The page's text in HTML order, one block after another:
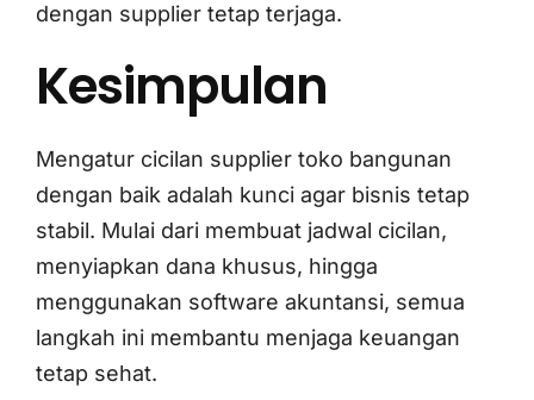
dengan supplier tetap terjaga.
Kesimpulan
Mengatur cicilan supplier toko bangunan
dengan baik adalah kunci agar bisnis tetap
stabil. Mulai dari membuat jadwal cicilan,
menyiapkan dana khusus, hingga
menggunakan software akuntansi, semua
langkah ini membantu menjaga keuangan
tetap sehat.